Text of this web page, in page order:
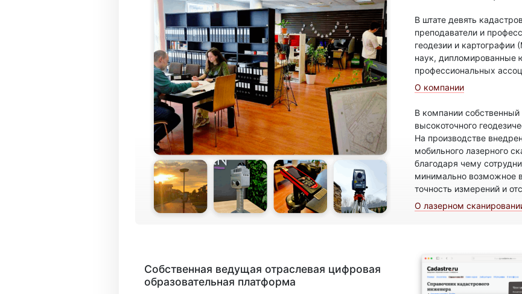
В штате девять
преподаватели и
геодезии и
наук, дипломированные
профессиональных
О компании
В компании
высокоточного
На производстве
мобильного лазерного
благодаря чему
минимально возможное
точность измерений и
О лазерном
Собственная ведущая отраслевая цифровая
образовательная платформа